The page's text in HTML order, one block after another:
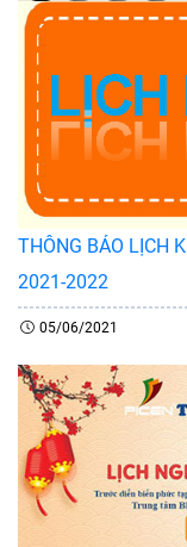
THÔNG BÁO LỊCH
2021-2022
05/06/2021